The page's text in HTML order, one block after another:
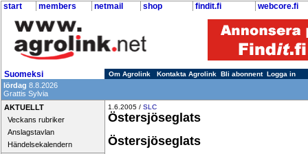
start members netmail shop findit.fi webcore.fi
Suomeksi Om Agrolink Kontakta Agrolink Bli abonnent Logga in
lördag 8.8.2026
Grattis Sylvia
AKTUELLT
Veckans rubriker
Anslagstavlan
Händelsekalendern
1.6.2005 / SLC
Östersjöseglats
Östersjöseglats